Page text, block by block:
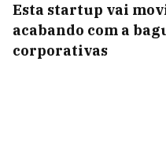
Esta startup vai
acabando com a
corporativas